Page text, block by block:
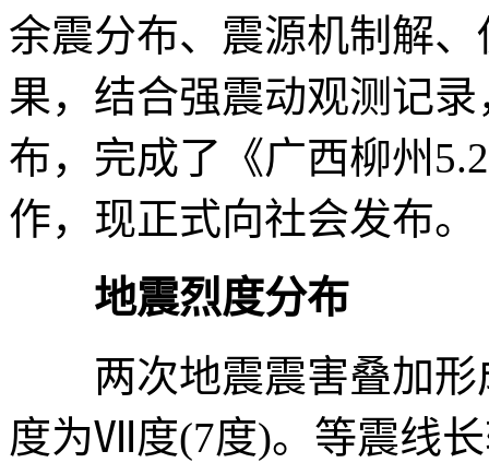
余震分布、震源机制解
果，结合强震动观测记
布，完成了《广西柳州
作，现正式向社会发布。
地震烈度分布
两次地震震害叠加形
度为Ⅶ度(7度)。等震线